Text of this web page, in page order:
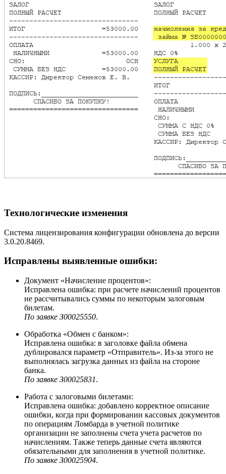
Технологические изменения
Система лицензирования конфигурации обновлена до версии
3.0.20.8469.
Исправлены выявленные ошибки:
Документ «Начисление процентов»:
Исправлена ошибка: при расчете начислений процентов
не рассчитывались суммы по некоторым залоговым
билетам.
По заявке З00025550.
Обработка «Обмен с банком»:
Исправлена ошибка: в заголовке файла обмена
дублировался параметр «Отправитель». Из-за этого не
выполнялась загрузка данных из файла на стороне
банка.
По заявке З00025831.
Работа с залоговыми билетами:
Исправлена ошибка: добавлено корректное описание
ошибки, когда при формировании кассовых документов
по операциям Ломбарда в учетной политике
организации не заполнены счета учета расчетов по
начислениям. Также теперь данные счета являются
обязательными для заполнения в учетной политике.
По заявке З00025904.